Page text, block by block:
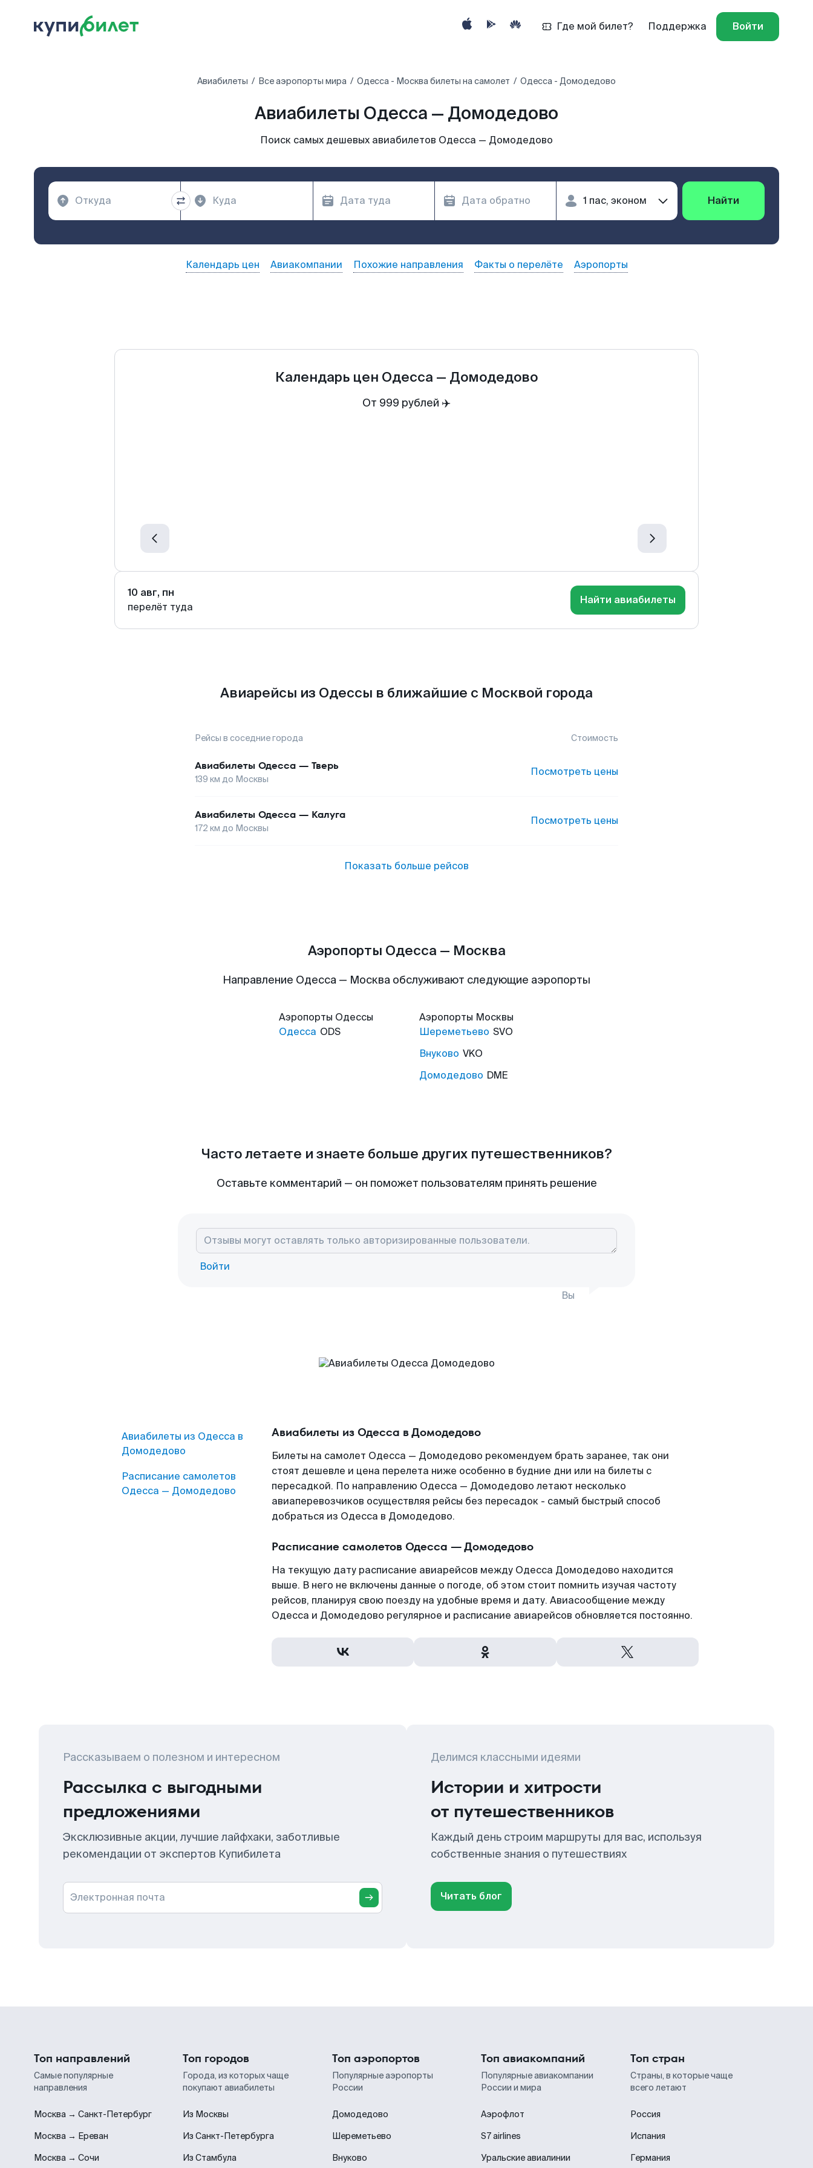
Где мой билет? Поддержка Войти
Авиабилеты Все аэропорты мира Одесса - Москва билеты на самолет Одесса - Домодедово
Авиабилеты Одесса — Домодедово
Поиск самых дешевых авиабилетов Одесса — Домодедово
Найти
Календарь цен Авиакомпании Похожие направления Факты о перелёте Аэропорты
Календарь цен Одесса — Домодедово
От 999 рублей ✈️
10 авг, пн
перелёт туда
Найти авиабилеты
Авиарейсы из Одессы в ближайшие с Москвой города
Рейсы в соседние города Стоимость
Авиабилеты Одесса — Тверь
139 км до Москвы
Посмотреть цены
Авиабилеты Одесса — Калуга
172 км до Москвы
Посмотреть цены
Показать больше рейсов
Аэропорты Одесса — Москва
Направление Одесса — Москва обслуживают следующие аэропорты
Аэропорты Одессы
Одесса ODS
Аэропорты Москвы
Шереметьево SVO
Внуково VKO
Домодедово DME
Часто летаете и знаете больше других путешественников?
Оставьте комментарий — он поможет пользователям принять решение
Войти
Вы
Авиабилеты из Одесса в
Домодедово
Расписание самолетов
Одесса — Домодедово
Авиабилеты из Одесса в Домодедово
Билеты на самолет Одесса — Домодедово рекомендуем брать заранее, так они
стоят дешевле и цена перелета ниже особенно в будние дни или на билеты с
пересадкой. По направлению Одесса — Домодедово летают несколько
авиаперевозчиков осуществляя рейсы без пересадок - самый быстрый способ
добраться из Одесса в Домодедово.
Расписание самолетов Одесса — Домодедово
На текущую дату расписание авиарейсов между Одесса Домодедово находится
выше. В него не включены данные о погоде, об этом стоит помнить изучая частоту
рейсов, планируя свою поезду на удобные время и дату. Авиасообщение между
Одесса и Домодедово регулярное и расписание авиарейсов обновляется постоянно.
Рассказываем о полезном и интересном
Рассылка с выгодными
предложениями
Эксклюзивные акции, лучшие лайфхаки, заботливые
рекомендации от экспертов Купибилета
Электронная почта
Делимся классными идеями
Истории и хитрости
от путешественников
Каждый день строим маршруты для вас, используя
собственные знания о путешествиях
Читать блог
Топ направлений
Самые популярные
направления
Москва → Санкт-Петербург
Москва → Ереван
Москва → Сочи
Топ городов
Города, из которых чаще
покупают авиабилеты
Из Москвы
Из Санкт-Петербурга
Из Стамбула
Топ аэропортов
Популярные аэропорты
России
Домодедово
Шереметьево
Внуково
Топ авиакомпаний
Популярные авиакомпании
России и мира
Аэрофлот
S7 airlines
Уральские авиалинии
Топ стран
Страны, в которые чаще
всего летают
Россия
Испания
Германия